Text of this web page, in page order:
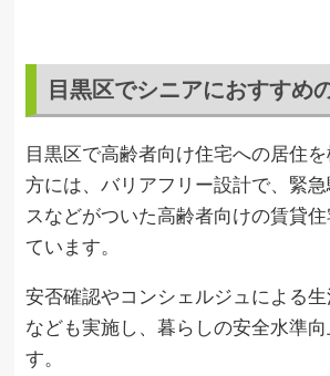
目黒区でシニアにおすすめ
目黒区で高齢者向け住宅への居住
方には、バリアフリー設計で、緊
スなどがついた高齢者向けの賃貸
ています。
安否確認やコンシェルジュによる
なども実施し、暮らしの安全水準
す。